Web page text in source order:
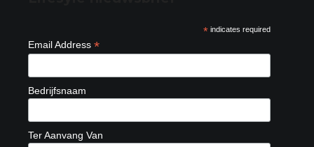
*indicates required
Email Address *
Bedrijfsnaam
Ter Aanvang Van